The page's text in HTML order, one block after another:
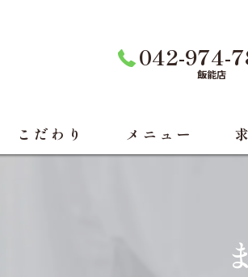
042-974-
飯能店
こだわり メニュー